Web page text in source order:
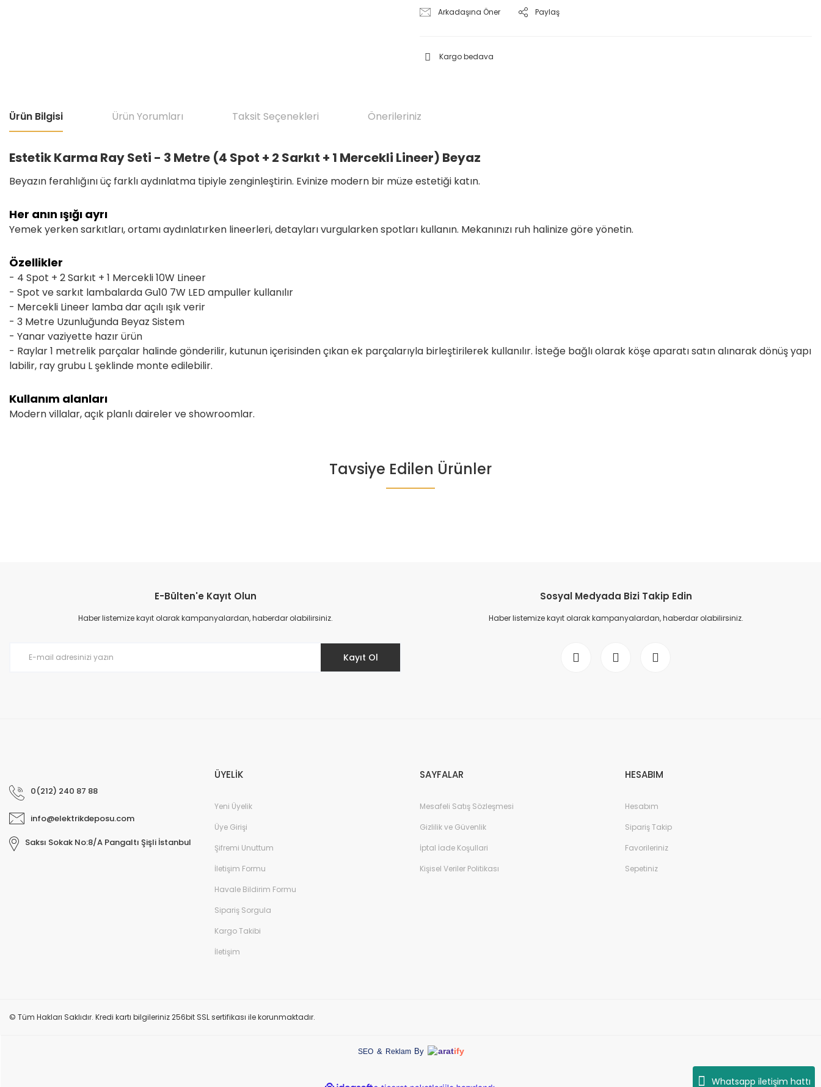
Whatsapp iletişim hattı
Arkadaşına Öner Paylaş
Kargo bedava
Ürün Bilgisi Ürün Yorumları Taksit Seçenekleri Önerileriniz
Estetik Karma Ray Seti - 3 Metre (4 Spot + 2 Sarkıt + 1 Mercekli Lineer) Beyaz
Beyazın ferahlığını üç farklı aydınlatma tipiyle zenginleştirin. Evinize modern bir müze estetiği katın.
Her anın ışığı ayrı
Yemek yerken sarkıtları, ortamı aydınlatırken lineerleri, detayları vurgularken spotları kullanın. Mekanınızı ruh halinize göre yönetin.
Özellikler
- 4 Spot + 2 Sarkıt + 1 Mercekli 10W Lineer
- Spot ve sarkıt lambalarda Gu10 7W LED ampuller kullanılır
- Mercekli Lineer lamba dar açılı ışık verir
- 3 Metre Uzunluğunda Beyaz Sistem
- Yanar vaziyette hazır ürün
- Raylar 1 metrelik parçalar halinde gönderilir, kutunun içerisinden çıkan ek parçalarıyla birleştirilerek kullanılır. İsteğe bağlı olarak köşe aparatı satın alınarak dönüş yapı
labilir, ray grubu L şeklinde monte edilebilir.
Kullanım alanları
Modern villalar, açık planlı daireler ve showroomlar.
Bu ürüne ilk yorumu siz yapın!
Bu ürünün fiyat bilgisi, resim, ürün açıklamalarında ve diğer konularda yetersiz gördüğünüz noktaları öneri formunu kullanarak tarafımıza iletebilirsiniz.
Tavsiye Edilen Ürünler
E-Bülten'e Kayıt Olun
Haber listemize kayıt olarak kampanyalardan, haberdar olabilirsiniz.
Kayıt Ol
Sosyal Medyada Bizi Takip Edin
Haber listemize kayıt olarak kampanyalardan, haberdar olabilirsiniz.
0(212) 240 87 88
info@elektrikdeposu.com
Saksı Sokak No:8/A Pangaltı Şişli İstanbul
ÜYELİK
Yeni Üyelik
Üye Girişi
Şifremi Unuttum
İletişim Formu
Havale Bildirim Formu
Sipariş Sorgula
Kargo Takibi
İletişim
SAYFALAR
Mesafeli Satış Sözleşmesi
Gizlilik ve Güvenlik
İptal İade Koşullari
Kişisel Veriler Politikası
HESABIM
Hesabım
Sipariş Takip
Favorileriniz
Sepetiniz
© Tüm Hakları Saklıdır. Kredi kartı bilgileriniz 256bit SSL sertifikası ile korunmaktadır.
SEO & Reklam By aratify